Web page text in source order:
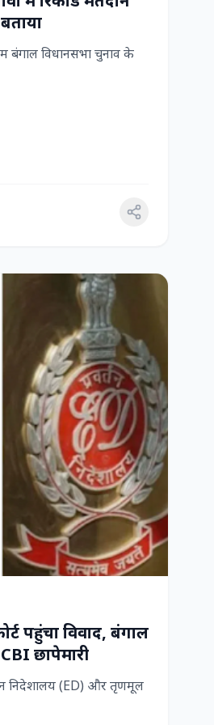
बंगाल विधानसभा चुनाव के
पहुंचा विवाद, बंगाल
छापेमारी
निदेशालय (ED) और तृणमूल